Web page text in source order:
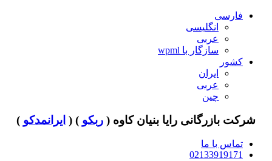
فارسی
انگلیسی
عربی
سازگار با wpml
کشور
ایران
عربی
چین
شرکت بازرگانی رایا بنیان کاوه ( ربکو ) ( ایرانمدکو )
تماس با ما
02133919171